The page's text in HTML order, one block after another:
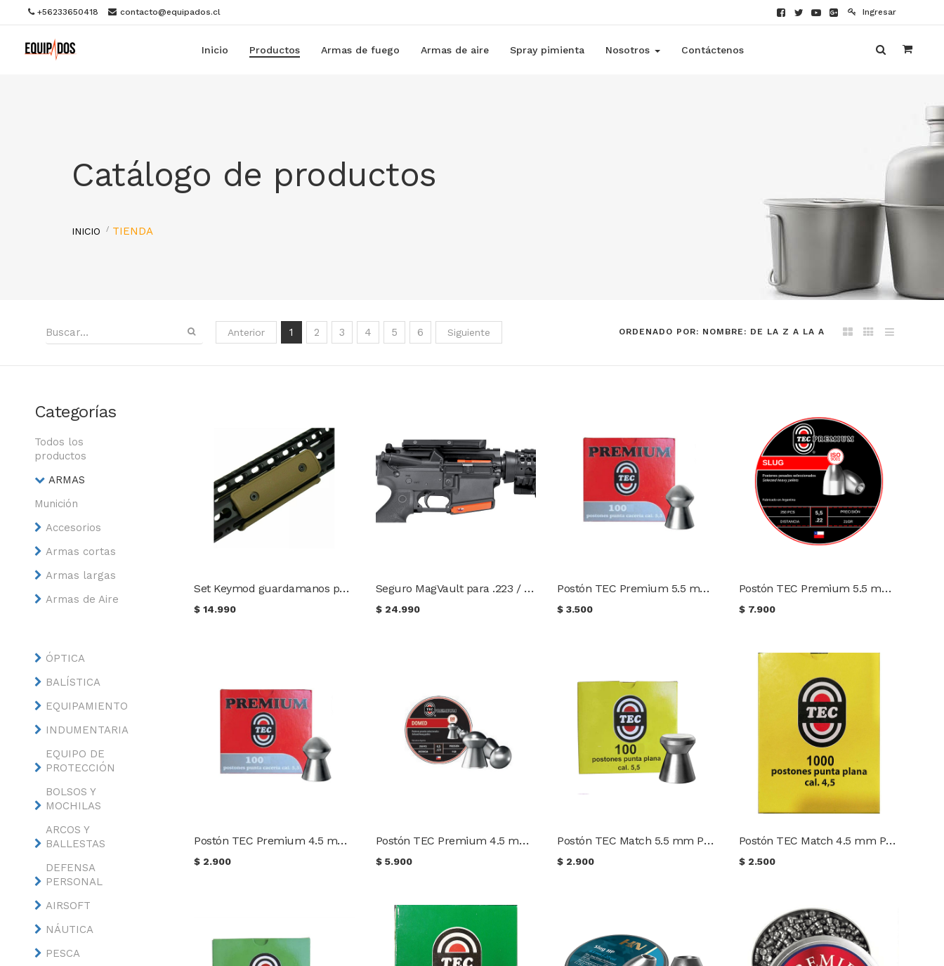
+56233650418 contacto@equipados.cl Ingresar
Inicio Productos Armas de fuego Armas de aire Spray pimienta Nosotros Contáctenos
Catálogo de productos
INICIO TIENDA
Anterior 1 2 3 4 5 6 Siguiente ORDENADO POR: NOMBRE: DE LA Z A LA A
Categorías
Todos los
productos
ARMAS
Munición
Accesorios
Armas cortas
Armas largas
Armas de Aire
ÓPTICA
BALÍSTICA
EQUIPAMIENTO
INDUMENTARIA
EQUIPO DE
PROTECCIÓN
BOLSOS Y
MOCHILAS
ARCOS Y
BALLESTAS
DEFENSA
PERSONAL
AIRSOFT
NÁUTICA
PESCA
Set Keymod guardamanos para fusil
$14.990
Seguro MagVault para .223 / 5.56 AR Carbine Rifle
$ 24.990
Postón TEC Premium 5.5 mm PC 18 gr. (100 uds.)
$3.500
Postón TEC Premium 5.5 mm 18,13 gr. Lata (250 uds.)
$ 7.900
Postón TEC Premium 4.5 mm PC 10 gr. (100 uds.)
$ 2.900
Postón TEC Premium 4.5 mm 9 gr. Lata (250 uds.)
$ 5.900
Postón TEC Match 5.5 mm PP 15 gr. (100 uds.)
$ 2.900
Postón TEC Match 4.5 mm PP 8 gr. (100 uds.)
$ 2.500